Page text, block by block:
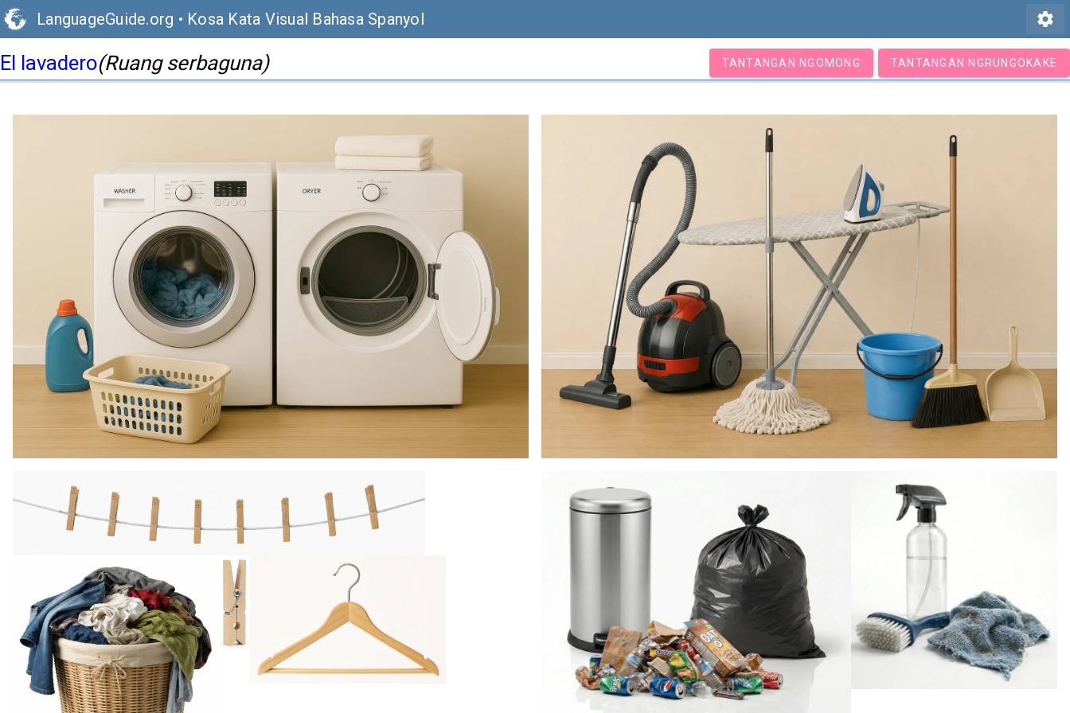
LanguageGuide.org • Kosa Kata Visual Bahasa Spanyol settings
El lavadero(Ruang serbaguna) TANTANGAN NGOMONG TANTANGAN NGRUNGOKAKE